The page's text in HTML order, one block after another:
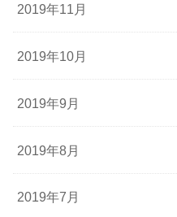
2019年11月
2019年10月
2019年9月
2019年8月
2019年7月